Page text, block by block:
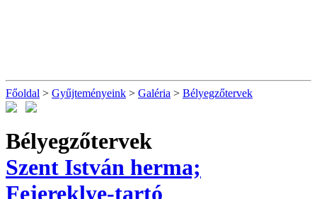
Főoldal > Gyűjteményeink > Galéria > Bélyegzőtervek
Bélyegzőtervek
Szent István herma;
Fejereklye-tartó